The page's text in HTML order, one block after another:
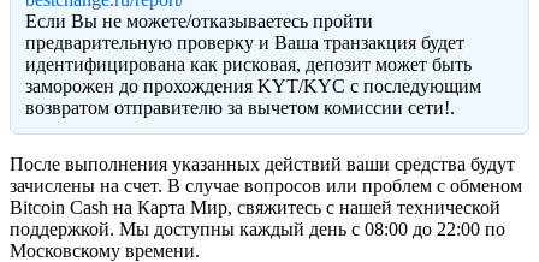
Eсли Вы не можете/отказываетесь пройти
предварительную проверку и Ваша транзакция будет
идентифицирована как рисковая, депозит может быть
заморожен до прохождения KYT/KYC с последующим
возвратом отправителю за вычетом комиссии сети!.
После выполнения указанных действий ваши средства будут
зачислены на счет. В случае вопросов или проблем с обменом
Bitcoin Cash на Карта Мир, свяжитесь с нашей технической
поддержкой. Мы доступны каждый день с 08:00 до 22:00 по
Московскому времени.